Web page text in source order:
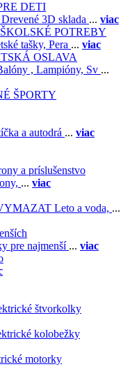
DETI
Drevené 3D sklada ... viac
ŠKOLSKÉ POTREBY
tašky, Pera ... viac
OSLAVA
, Lampióny, Sv ...
ŠPORTY
a autodrá ... viac
a príslušenstvo
... viac
Leto a voda, ...
pre najmenší ... viac
štvorkolky
kolobežky
motorky